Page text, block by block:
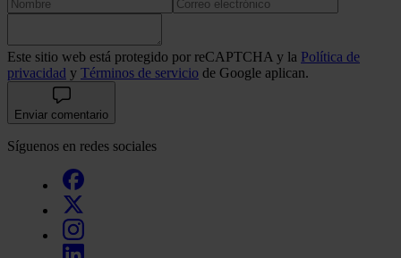
Este sitio web está protegido por reCAPTCHA y la Política de
privacidad y Términos de servicio de Google aplican.
Enviar comentario
Síguenos en redes sociales